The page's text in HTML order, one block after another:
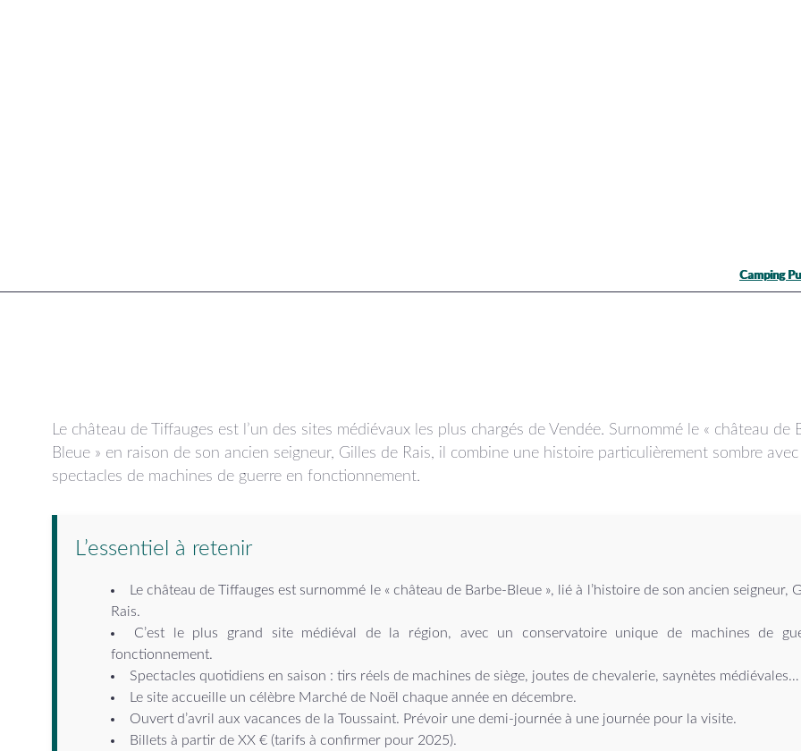
Camping
Le château de Tiffauges est l’un des sites médiévaux les plus chargés de Vendée. Surnommé le « château de
Bleue » en raison de son ancien seigneur, Gilles de Rais, il combine une histoire particulièrement sombre avec
spectacles de machines de guerre en fonctionnement.
L’essentiel à retenir
Le château de Tiffauges est surnommé le « château de Barbe-Bleue », lié à l’histoire de son ancien seigneur,
Rais.
C’est le plus grand site médiéval de la région, avec un conservatoire unique de machines de
fonctionnement.
Spectacles quotidiens en saison : tirs réels de machines de siège, joutes de chevalerie, saynètes médiévales…
Le site accueille un célèbre Marché de Noël chaque année en décembre.
Ouvert d’avril aux vacances de la Toussaint. Prévoir une demi-journée à une journéepour la visite.
Billets à partir de XX €(tarifs à confirmer pour 2025).